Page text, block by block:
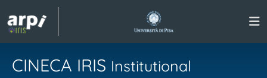
CINECA IRIS Institutional